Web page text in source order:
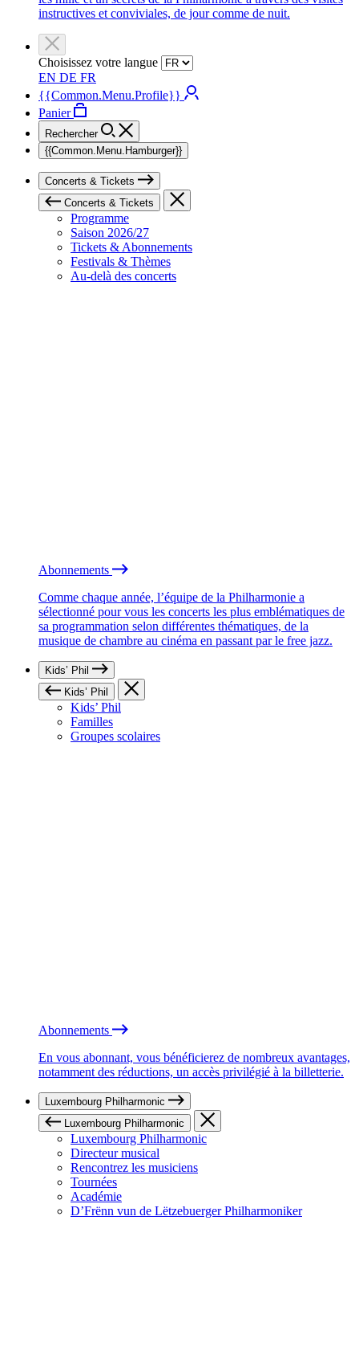
instructives et conviviales, de jour comme de nuit.
Choisissez votre langue
EN DE FR
{{Common.Menu.Profile}}
Panier
Rechercher
{{Common.Menu.Hamburger}}
Concerts & Tickets
Concerts & Tickets
Programme
Saison 2026/27
Tickets & Abonnements
Festivals & Thèmes
Au-delà des concerts
Abonnements
Comme chaque année, l’équipe de la Philharmonie a
sélectionné pour vous les concerts les plus emblématiques de
sa programmation selon différentes thématiques, de la
musique de chambre au cinéma en passant par le free jazz.
Kids’ Phil
Kids’ Phil
Kids’ Phil
Familles
Groupes scolaires
Abonnements
En vous abonnant, vous bénéficierez de nombreux avantages,
notamment des réductions, un accès privilégié à la billetterie.
Luxembourg Philharmonic
Luxembourg Philharmonic
Luxembourg Philharmonic
Directeur musical
Rencontrez les musiciens
Tournées
Académie
D’Frënn vun de Lëtzebuerger Philharmoniker